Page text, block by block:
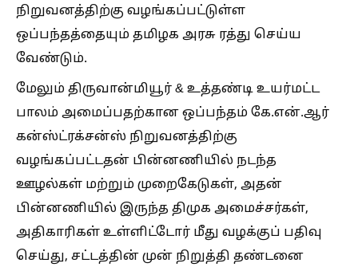
நிறுவனத்திற்கு வழங்கப்பட்டுள்ள
ஒப்பந்தத்தையும் தமிழக அரசு ரத்து செய்ய
வேண்டும்.
மேலும் திருவான்மியூர் & உத்தண்டி உயர்மட்ட
பாலம் அமைப்பதற்கான ஒப்பந்தம் கே.என்.ஆர்
கன்ஸ்ட்ரக்சன்ஸ் நிறுவனத்திற்கு
வழங்கப்பட்டதன் பின்னணியில் நடந்த
ஊழல்கள் மற்றும் முறைகேடுகள், அதன்
பின்னணியில் இருந்த திமுக அமைச்சர்கள்,
அதிகாரிகள் உள்ளிட்டோர் மீது வழக்குப் பதிவு
செய்து, சட்டத்தின் முன் நிறுத்தி தண்டனை